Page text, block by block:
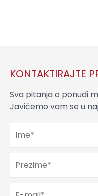
KONTAKTIRAJTE
Sva pitanja o ponudi
Javićemo vam se u
Ime*
Prezime*
E-mail*